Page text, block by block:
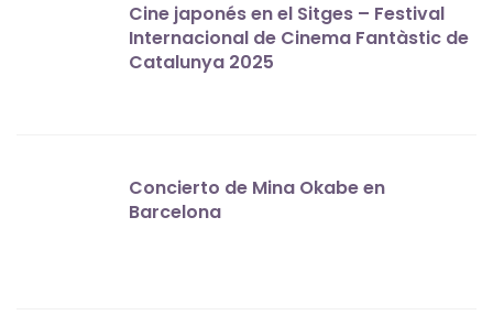
Cine japonés en el Sitges – Festival
Internacional de Cinema Fantàstic de
Catalunya 2025
Concierto de Mina Okabe en
Barcelona